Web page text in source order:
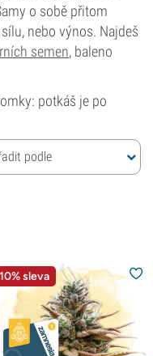
o sobě přitom
nebo výnos. Najdeš
semen, baleno
potkáš je po
podle
10% sleva